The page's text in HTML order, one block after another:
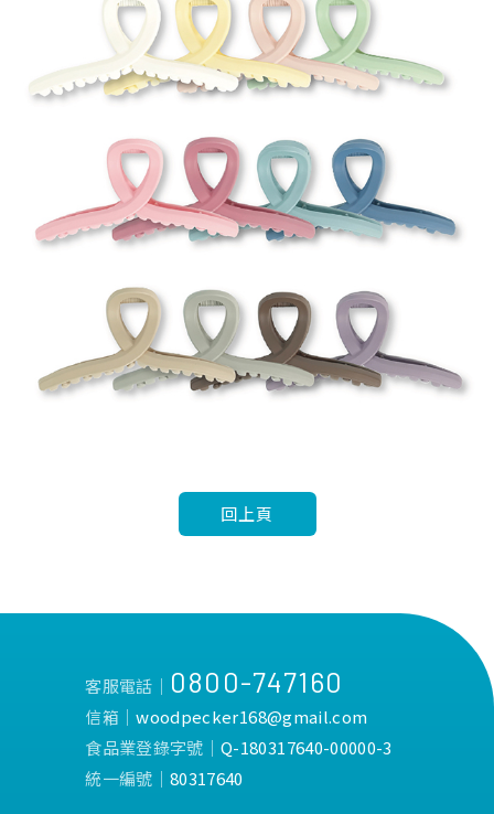
回上頁
客服電話│ 0800-747160
信箱│woodpecker168@gmail.com
食品業登錄字號│Q-180317640-00000-3
統一編號│80317640